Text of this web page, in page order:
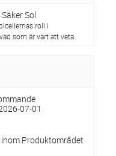
Sol
roll i
som är värt att veta
07-01
Produktområdet